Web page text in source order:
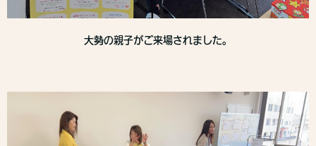
大勢の親子がご来場されました。